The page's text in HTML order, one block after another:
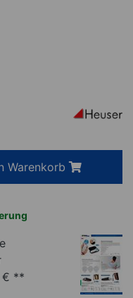
Warenkorb
€ **